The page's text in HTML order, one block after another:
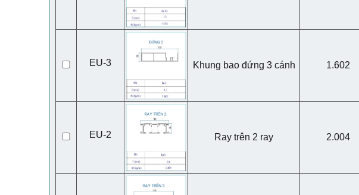
EU-3 Khung bao đứng 3 cánh 1.602
EU-2 Ray trên 2 ray 2.004